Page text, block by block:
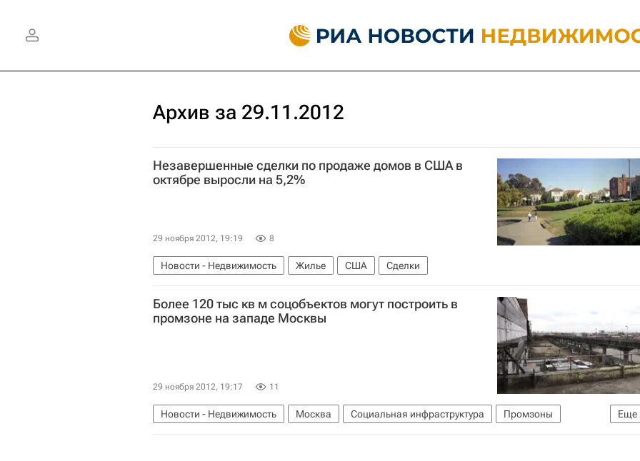
Архив за 29.11.2012
Незавершенные сделки по продаже домов в США в
октябре выросли на 5,2%
29 ноября 2012, 19:19 8
Новости - Недвижимость Жилье США Сделки
Более 120 тыс кв м соцобъектов могут построить в
промзоне на западе Москвы
29 ноября 2012, 19:17 11
Еще
Новости - Недвижимость Москва Социальная инфраструктура
Промзоны
Строительство
Россия